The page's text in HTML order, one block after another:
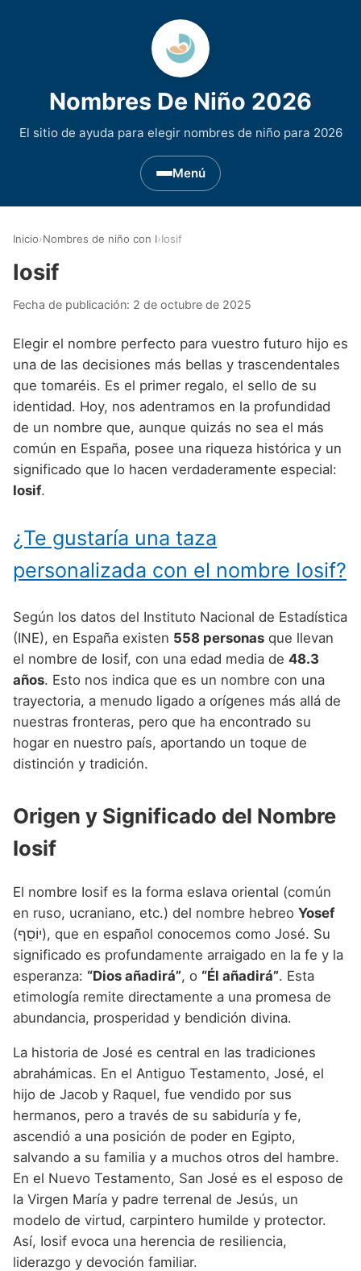
Nombres De Niño 2026
El sitio de ayuda para elegir nombres de niño para 2026
Menú
Nombres de niño que empiezan por D
Nombres de niño que empiezan por E
Nombres de niño que empiezan por F
Nombres de niño que empiezan por G
Nombres de niño que empiezan por H
Nombres de niño que empiezan por J
Nombres de niño que empiezan por K
Nombres de niño que empiezan por M
Nombres de niño que empiezan por N
Nombres de niño que empiezan por O
Nombres de niño que empiezan por P
Nombres de niño que empiezan por Q
Nombres de niño que empiezan por S
Nombres de niño que empiezan por U
Nombres de niño que empiezan por V
Nombres de niño que empiezan por W
Nombres de niño que empiezan por X
Nombres de niño que empiezan por Y
Nombres de niño que empiezan por Z
Nombres de Niño Asturianos
Nombres de Niño Baleares
Nombres de Niño Cantabros
Nombres de Niño Extremeños
Nombres de Niño Gallegos
Nombres de Niño Murcianos
Nombres de Niño Navarros
Nombres de Niño Riojanos
Nombres de Niño Valencianos
Nombres de Niño Vascos
Nombres de Niño Celtas
Nombres de Niño Egipcios
Nombres de Niño Griegos
Nombres de Niño Mitologicos
Nombres de Niño Alemanes
Nombres de Niño Americanos
Nombres de Niño Arabes
Nombres de Niño Chinos
Nombres de Niño Ingleses
Nombres de Niño Italianos
Nombres de Niño Japoneses
Nombres de Niño Judíos
Nombres de Niño Marroquíes
Nombres de Niño Portugueses
Nombres de Niño Rumanos
Nombres de Niño Rusos
Buscar
Inicio›Nombres de niño con I›Iosif
Iosif
Fecha de publicación: 2 de octubre de 2025
Elegir el nombre perfecto para vuestro futuro hijo es
una de las decisiones más bellas y trascendentales
que tomaréis. Es el primer regalo, el sello de su
identidad. Hoy, nos adentramos en la profundidad
de un nombre que, aunque quizás no sea el más
común en España, posee una riqueza histórica y un
significado que lo hacen verdaderamente especial:
Iosif.
¿Te gustaría una taza
personalizada con el nombre Iosif?
Según los datos del Instituto Nacional de Estadística
(INE), en España existen 558 personas que llevan
el nombre de Iosif, con una edad media de 48.3
años. Esto nos indica que es un nombre con una
trayectoria, a menudo ligado a orígenes más allá de
nuestras fronteras, pero que ha encontrado su
hogar en nuestro país, aportando un toque de
distinción y tradición.
Origen y Significado del Nombre
Iosif
El nombre Iosif es la forma eslava oriental (común
en ruso, ucraniano, etc.) del nombre hebreo Yosef
(יוֹסֵף), que en español conocemos como José. Su
significado es profundamente arraigado en la fe y la
esperanza: “Dios añadirá”, o “Él añadirá”. Esta
etimología remite directamente a una promesa de
abundancia, prosperidad y bendición divina.
La historia de José es central en las tradiciones
abrahámicas. En el Antiguo Testamento, José, el
hijo de Jacob y Raquel, fue vendido por sus
hermanos, pero a través de su sabiduría y fe,
ascendió a una posición de poder en Egipto,
salvando a su familia y a muchos otros del hambre.
En el Nuevo Testamento, San José es el esposo de
la Virgen María y padre terrenal de Jesús, un
modelo de virtud, carpintero humilde y protector.
Así, Iosif evoca una herencia de resiliencia,
liderazgo y devoción familiar.